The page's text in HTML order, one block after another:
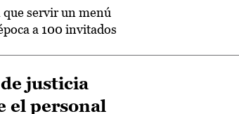
servir un menú
a 100 invitados
justicia
el personal